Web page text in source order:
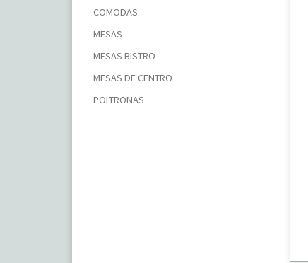
COMODAS
MESAS
MESAS BISTRO
MESAS DE CENTRO
POLTRONAS